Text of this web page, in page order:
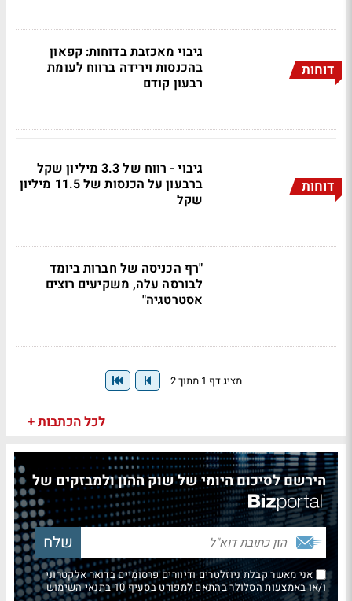
דוחות
גיבוי מאכזבת בדוחות: קפאון
בהכנסות וירידה ברווח לעומת
רבעון קודם
דוחות
גיבוי - רווח של 3.3 מיליון שקל
ברבעון על הכנסות של 11.5 מיליון
שקל
"רף הכניסה של חברות ביומד
לבורסה עלה, משקיעים רוצים
אסטרטגיה"
מציג דף 1 מתוך 2
לכל הכתבות +
הירשם לסיכום היומי של שוק ההון ולמבזקים של
אני מאשר קבלת ניוזלטרים ודיוורים פרסומיים בדואר אלקטרוני
ו/או באמצעות הסלולר בהתאם למפורט בסעיף 10 בתנאי השימוש